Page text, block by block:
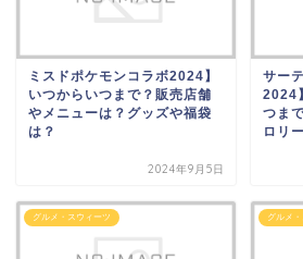
ミスドポケモンコラボ2024】
いつからいつまで？販売店舗
やメニューは？グッズや福袋
は？
2024年9月5日
サー
2024
つま
ロリ
グルメ・スウィーツ グルメ